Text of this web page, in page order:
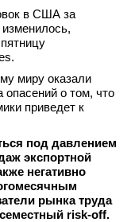
в США за
миру оказали
опасений о том, что
приведет к
под давлением
экспортной
негативно
рынка труда
risk-off.